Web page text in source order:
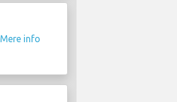
Mere info